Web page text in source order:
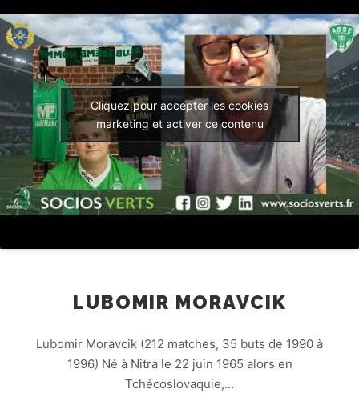
Cliquez pour accepter les cookies
marketing et activer ce contenu
LUBOMIR MORAVCIK
Lubomir Moravcik (212 matches, 35 buts de 1990 à
1996) Né à Nitra le 22 juin 1965 alors en
Tchécoslovaquie,…